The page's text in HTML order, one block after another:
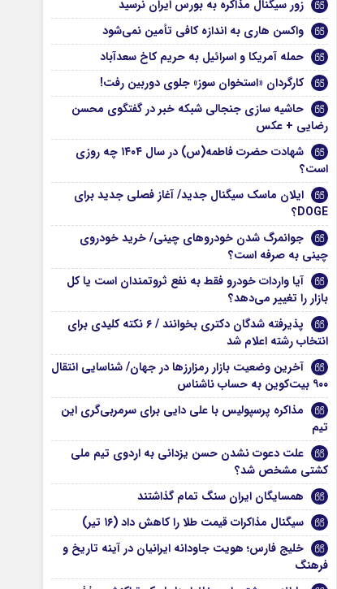
زور سیگنال مذاکره به بورس ایران نرسید
واکسن هاری به اندازه کافی تأمین نمی‌شود
حمله آمریکا و اسرائیل به حریم کاخ سعدآباد
کارگردان «استخوان سوز» جلوی دوربین رفت!
حاشیه سازی جنجالی شبکه خبر در گفتگوی محسن
رضایی + عکس
شهادت حضرت فاطمه(س) در سال ۱۴۰۴ چه روزی
است؟
ایلان ماسک سیگنال جدید/ آغاز فصلی جدید برای
DOGE؟
جوانمرگ شدن خودروهای چینی/ خرید خودروی
چینی به صرفه است؟
آیا واردات خودرو فقط به نفع ثروتمندان است یا کل
بازار را تغییر می‌دهد؟
پذیرفته شدگان دکتری بخوانند / ۶ نکته کلیدی برای
انتخاب رشته اعلام شد
آخرین وضعیت بازار رمزارزها در جهان/ شناسایی انتقال
۹۰۰ بیت‌کوین به حساب ناشناس
مذاکره پرسپولیس با علی دایی برای سرمربی‌گری این
تیم
علت دعوت نشدن حسن یزدانی به اردوی تیم ملی
کشتی مشخص شد؟
همسایگان ایران سنگ تمام گذاشتند
سیگنال مذاکرات قیمت طلا را کاهش داد (۱۶ تیر)
خلیج فارس؛ هویت جاودانه ایرانیان در آینه تاریخ و
فرهنگ